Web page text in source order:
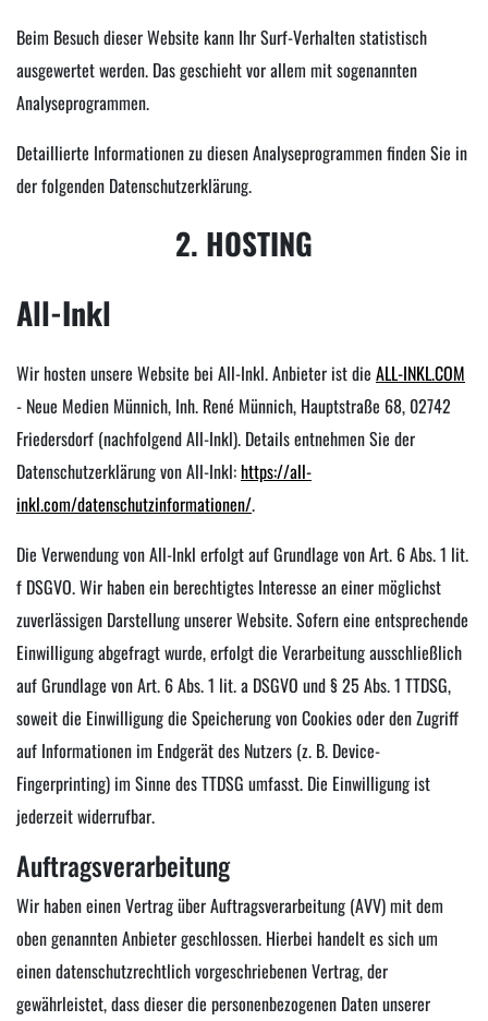
Beim Besuch dieser Website kann Ihr Surf-Verhalten statistisch
ausgewertet werden. Das geschieht vor allem mit sogenannten
Analyseprogrammen.
Detaillierte Informationen zu diesen Analyseprogrammen finden Sie in
der folgenden Datenschutzerklärung.
2. HOSTING
All-Inkl
Wir hosten unsere Website bei All-Inkl. Anbieter ist die ALL-INKL.COM
- Neue Medien Münnich, Inh. René Münnich, Hauptstraße 68, 02742
Friedersdorf (nachfolgend All-Inkl). Details entnehmen Sie der
Datenschutzerklärung von All-Inkl:https://all-
inkl.com/datenschutzinformationen/.
Die Verwendung von All-Inkl erfolgt auf Grundlage von Art. 6 Abs. 1 lit.
f DSGVO. Wir haben ein berechtigtes Interesse an einer möglichst
zuverlässigen Darstellung unserer Website. Sofern eine entsprechende
Einwilligung abgefragt wurde, erfolgt die Verarbeitung ausschließlich
auf Grundlage von Art. 6 Abs. 1 lit. a DSGVO und § 25 Abs. 1 TTDSG,
soweit die Einwilligung die Speicherung von Cookies oder den Zugriff
auf Informationen im Endgerät des Nutzers (z. B. Device-
Fingerprinting) im Sinne des TTDSG umfasst. Die Einwilligung ist
jederzeit widerrufbar.
Auftragsverarbeitung
Wir haben einen Vertrag über Auftragsverarbeitung (AVV) mit dem
oben genannten Anbieter geschlossen. Hierbei handelt es sich um
einen datenschutzrechtlich vorgeschriebenen Vertrag, der
gewährleistet, dass dieser die personenbezogenen Daten unserer